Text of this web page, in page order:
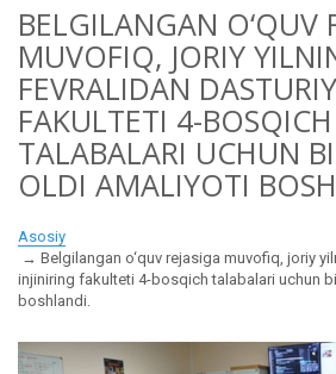
BELGILANGAN O‘QUV
MUVOFIQ, JORIY
FEVRALIDAN
FAKULTETI 4-BOSQICH
TALABALARI UCHUN
OLDI AMALIYOTI
Asosiy
Belgilangan o‘quv rejasiga muvofiq, joriy
injiniring fakulteti 4-bosqich talabalari uchun
boshlandi.